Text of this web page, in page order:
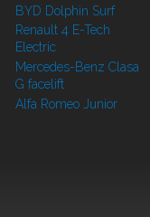
BYD Dolphin Surf
Renault 4 E-Tech
Electric
Mercedes-Benz Clasa
G facelift
Alfa Romeo Junior